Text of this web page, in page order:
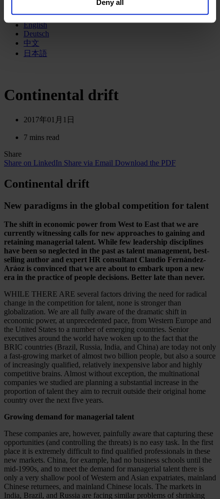
Deny all
English
Deutsch
中文
日本語
Continental drift
2017年01月1日
7 mins read
Share
Share on LinkedIn Share via Email Download the PDF
Continental drift
New paradigms in the global competition for talent
The shift in economic power from West to East that we are
currently witnessing calls for new approaches to gaining and
retaining managerial talent. While few leadership disciplines
have been so neglected in the past as talent management, best-
selling author and expert HR consultant Claudio Fernández-
Aráoz is convinced that we are about to embark upon a new
era in the practice of people decisions. Better late than never.
WHILE THERE ARE several factors driving the need for radical
change in the competition for talent, none is stronger than
globalization. We are all fully aware of the dramatic shift in
economic power, at unprecedented pace, from Western Europe and
the United States to a number of emerging countries. Senior
executives around the world have woken up to the fact that the
BRIC countries (Brazil, Russia, India, and China) are today not only
a fast-growing market of almost two billion people, but also a source
of increasingly qualified, relatively inexpensive labor and highly
competitive brains. Almost without exception, the multinational
companies we studied are planning a substantial increase in the
proportion of talent they aim to recruit outside their original home
country over the next five years.
Growing demand for managerial talent
These companies are, however, painfully aware that capturing these
opportunities (and controlling the threats) is no easy task. In the first
place it is extremely difficult to find qualified professionals in these
new markets. China, for example, had no business schools until the
mid-1990s, and to meet the demand for managerial talent there is
only a very shallow pool of Western and Asian expatriates, mainland
Chinese returnees, and mainland Chinese locals. The markets in
India, Brazil, and Russia are facing similar problems of shrinking